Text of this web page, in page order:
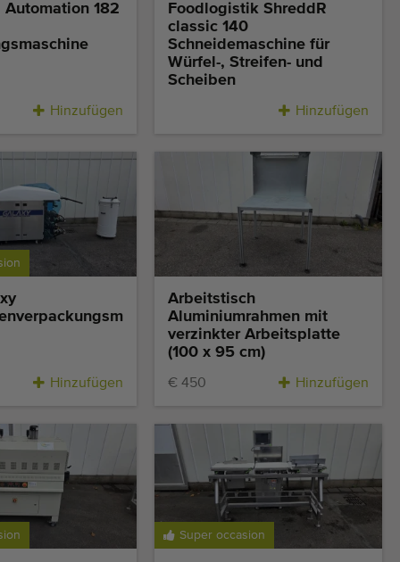
Automation 182
Hinzufügen
Foodlogistik ShreddR
classic 140
Schneidemaschine für
Würfel-, Streifen- und
Scheiben
Hinzufügen
Hinzufügen
Arbeitstisch
Aluminiumrahmen mit
verzinkter Arbeitsplatte
(100 x 95 cm)
€ 450 Hinzufügen
Super occasion